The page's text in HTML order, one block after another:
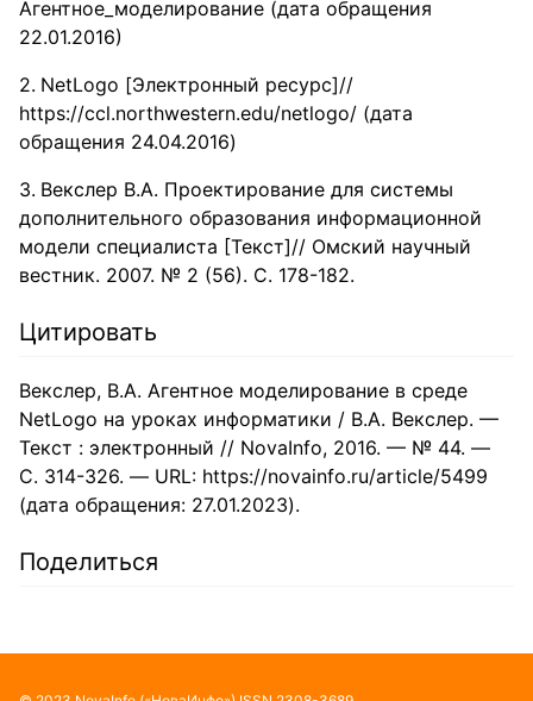
Агентное_моделирование (дата обращения
22.01.2016)
NetLogo [Электронный ресурс]//
https://ccl.northwestern.edu/netlogo/ (дата
обращения 24.04.2016)
Векслер В.А. Проектирование для системы
дополнительного образования информационной
модели специалиста [Текст]// Омский научный
вестник. 2007. № 2 (56). С. 178-182.
Цитировать
Векслер, В.А. Агентное моделирование в среде
NetLogo на уроках информатики / В.А. Векслер. —
Текст : электронный // NovaInfo, 2016. — № 44. —
С. 314-326. — URL: https://novainfo.ru/article/5499
(дата обращения: 27.01.2023).
Поделиться